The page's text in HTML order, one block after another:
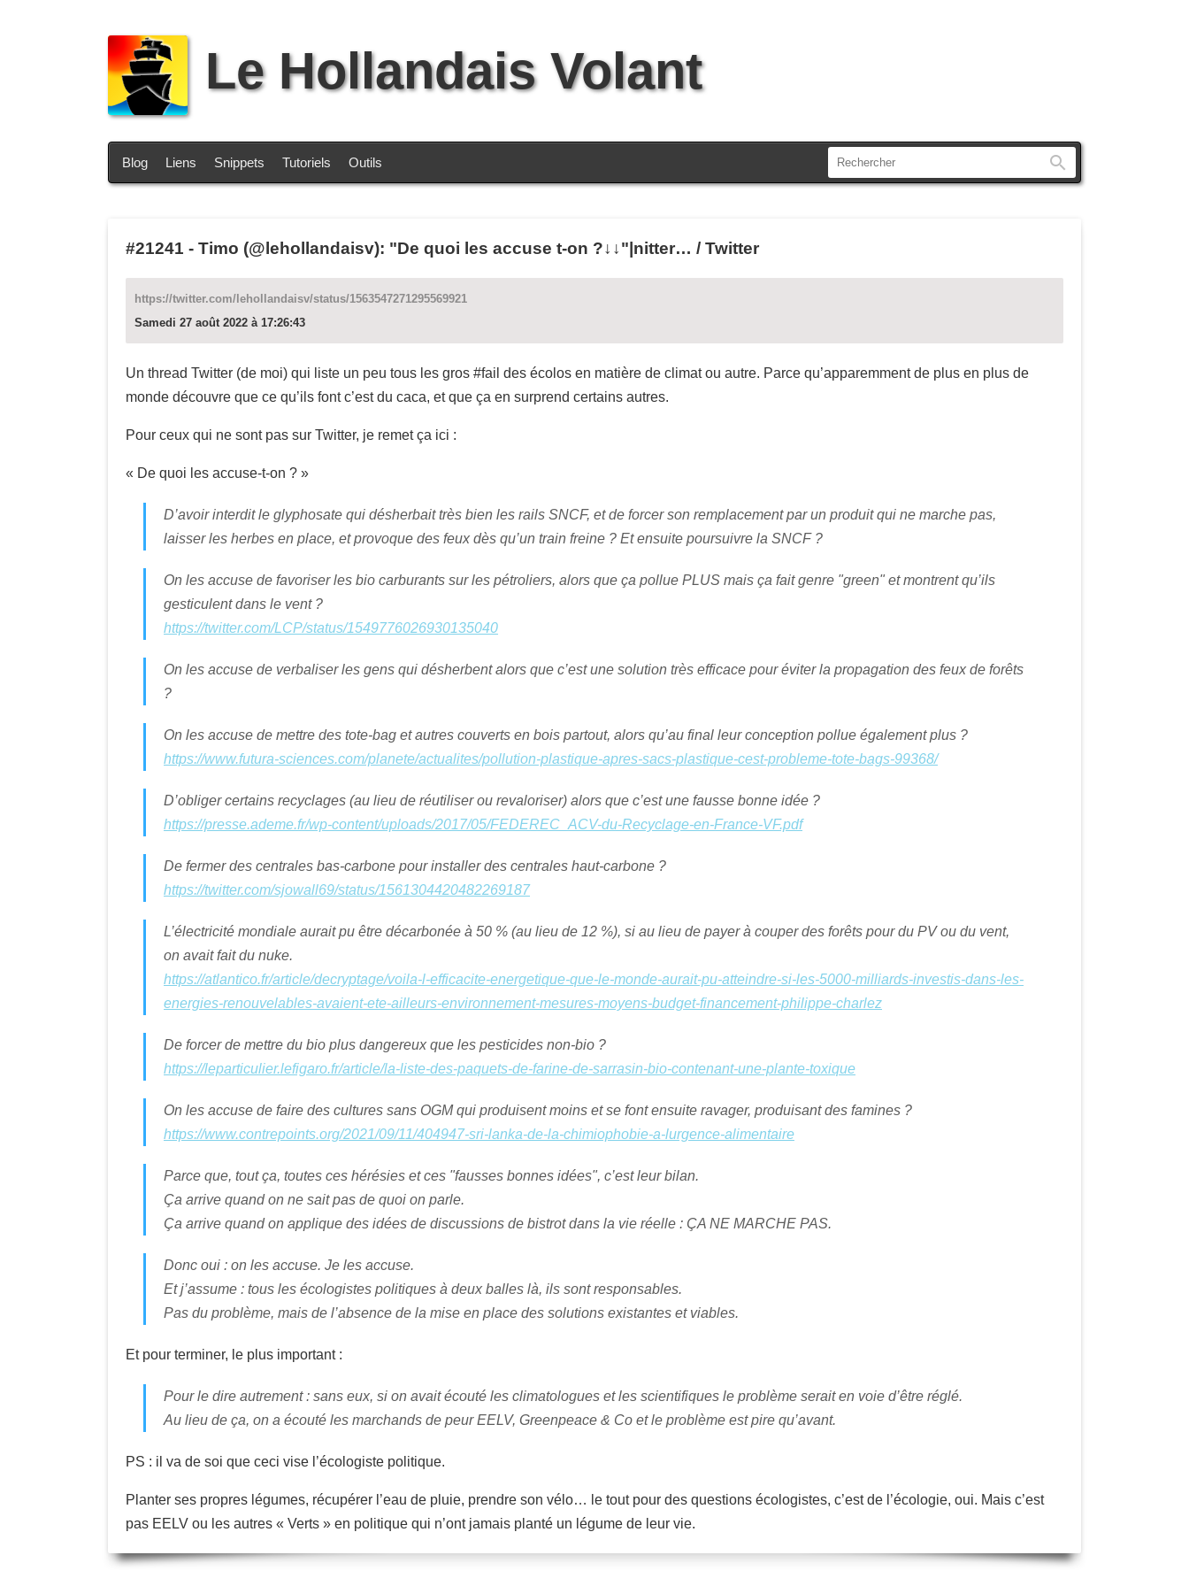
Le Hollandais Volant
Blog Liens Snippets Tutoriels Outils
#21241 - Timo (@lehollandaisv): "De quoi les accuse t-on ?↓↓"|nitter… / Twitter
https://twitter.com/lehollandaisv/status/1563547271295569921
Samedi 27 août 2022 à 17:26:43
Un thread Twitter (de moi) qui liste un peu tous les gros #fail des écolos en matière de climat ou autre. Parce qu’apparemment de plus en plus de
monde découvre que ce qu’ils font c’est du caca, et que ça en surprend certains autres.
Pour ceux qui ne sont pas sur Twitter, je remet ça ici :
« De quoi les accuse-t-on ? »
D’avoir interdit le glyphosate qui désherbait très bien les rails SNCF, et de forcer son remplacement par un produit qui ne marche pas,
laisser les herbes en place, et provoque des feux dès qu’un train freine ? Et ensuite poursuivre la SNCF ?
On les accuse de favoriser les bio carburants sur les pétroliers, alors que ça pollue PLUS mais ça fait genre "green" et montrent qu’ils
gesticulent dans le vent ?
https://twitter.com/LCP/status/1549776026930135040
On les accuse de verbaliser les gens qui désherbent alors que c’est une solution très efficace pour éviter la propagation des feux de forêts
?
On les accuse de mettre des tote-bag et autres couverts en bois partout, alors qu’au final leur conception pollue également plus ?
https://www.futura-sciences.com/planete/actualites/pollution-plastique-apres-sacs-plastique-cest-probleme-tote-bags-99368/
D’obliger certains recyclages (au lieu de réutiliser ou revaloriser) alors que c’est une fausse bonne idée ?
https://presse.ademe.fr/wp-content/uploads/2017/05/FEDEREC_ACV-du-Recyclage-en-France-VF.pdf
De fermer des centrales bas-carbone pour installer des centrales haut-carbone ?
https://twitter.com/sjowall69/status/1561304420482269187
L’électricité mondiale aurait pu être décarbonée à 50 % (au lieu de 12 %), si au lieu de payer à couper des forêts pour du PV ou du vent,
on avait fait du nuke.
https://atlantico.fr/article/decryptage/voila-l-efficacite-energetique-que-le-monde-aurait-pu-atteindre-si-les-5000-milliards-investis-dans-les-
energies-renouvelables-avaient-ete-ailleurs-environnement-mesures-moyens-budget-financement-philippe-charlez
De forcer de mettre du bio plus dangereux que les pesticides non-bio ?
https://leparticulier.lefigaro.fr/article/la-liste-des-paquets-de-farine-de-sarrasin-bio-contenant-une-plante-toxique
On les accuse de faire des cultures sans OGM qui produisent moins et se font ensuite ravager, produisant des famines ?
https://www.contrepoints.org/2021/09/11/404947-sri-lanka-de-la-chimiophobie-a-lurgence-alimentaire
Parce que, tout ça, toutes ces hérésies et ces "fausses bonnes idées", c’est leur bilan.
Ça arrive quand on ne sait pas de quoi on parle.
Ça arrive quand on applique des idées de discussions de bistrot dans la vie réelle : ÇA NE MARCHE PAS.
Donc oui : on les accuse. Je les accuse.
Et j’assume : tous les écologistes politiques à deux balles là, ils sont responsables.
Pas du problème, mais de l’absence de la mise en place des solutions existantes et viables.
Et pour terminer, le plus important :
Pour le dire autrement : sans eux, si on avait écouté les climatologues et les scientifiques le problème serait en voie d’être réglé.
Au lieu de ça, on a écouté les marchands de peur EELV, Greenpeace & Co et le problème est pire qu’avant.
PS : il va de soi que ceci vise l’écologiste politique.
Planter ses propres légumes, récupérer l’eau de pluie, prendre son vélo… le tout pour des questions écologistes, c’est de l’écologie, oui. Mais c’est
pas EELV ou les autres « Verts » en politique qui n’ont jamais planté un légume de leur vie.